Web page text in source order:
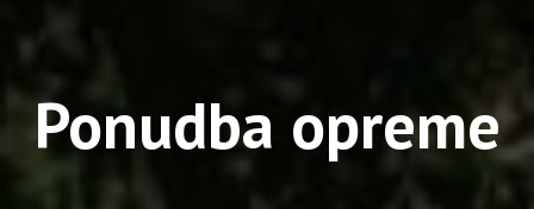
Ponudba opreme